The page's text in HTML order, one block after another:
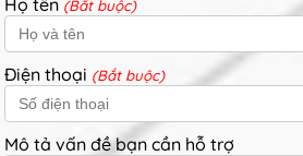
(Bắt buộc)
Điện thoại (Bắt buộc)
Mô tả vấn đề bạn cần hỗ trợ